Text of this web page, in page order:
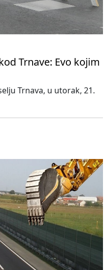
Trnave: Evo kojim
Trnava, u utorak, 21.